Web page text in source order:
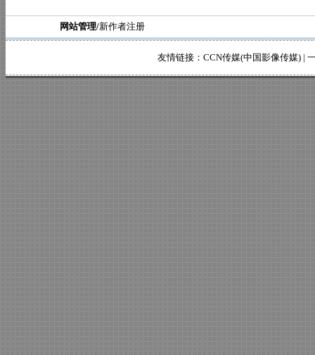
网站管理/新作者注册
友情链接： CCN传媒(中国影像传媒) |